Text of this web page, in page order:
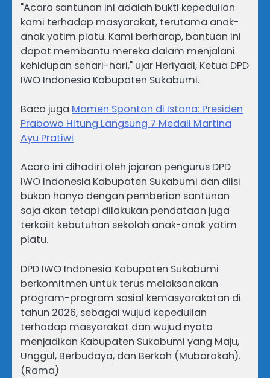
"Acara santunan ini adalah bukti kepedulian
kami terhadap masyarakat, terutama anak-
anak yatim piatu. Kami berharap, bantuan ini
dapat membantu mereka dalam menjalani
kehidupan sehari-hari," ujar Heriyadi, Ketua DPD
IWO Indonesia Kabupaten Sukabumi.
Baca juga Momen Spontan di Istana: Presiden
Prabowo Hitung Langsung 7 Medali Martina
Ayu Pratiwi
Acara ini dihadiri oleh jajaran pengurus DPD
IWO Indonesia Kabupaten Sukabumi dan diisi
bukan hanya dengan pemberian santunan
saja akan tetapi dilakukan pendataan juga
terkaiit kebutuhan sekolah anak-anak yatim
piatu.
DPD IWO Indonesia Kabupaten Sukabumi
berkomitmen untuk terus melaksanakan
program-program sosial kemasyarakatan di
tahun 2026, sebagai wujud kepedulian
terhadap masyarakat dan wujud nyata
menjadikan Kabupaten Sukabumi yang Maju,
Unggul, Berbudaya, dan Berkah (Mubarokah).
(Rama)